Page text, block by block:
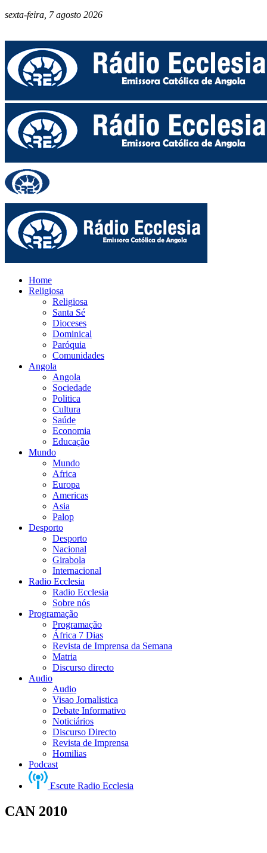
sexta-feira, 7 agosto 2026
Home
Religiosa
Religiosa
Santa Sé
Dioceses
Dominical
Paróquia
Comunidades
Angola
Angola
Sociedade
Politica
Cultura
Saúde
Economia
Educação
Mundo
Mundo
Africa
Europa
Americas
Asia
Palop
Desporto
Desporto
Nacional
Girabola
Internacional
Radio Ecclesia
Radio Ecclesia
Sobre nós
Programação
Programação
África 7 Dias
Revista de Imprensa da Semana
Matria
Discurso directo
Audio
Audio
Visao Jornalistica
Debate Informativo
Noticiários
Discurso Directo
Revista de Imprensa
Homilias
Podcast
Escute Radio Ecclesia
CAN 2010